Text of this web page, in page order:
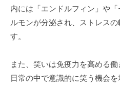
内には「エンドルフィン」や
ルモンが分泌され、ストレス
す。
また、笑いは免疫力を高める
日常の中で意識的に笑う機会